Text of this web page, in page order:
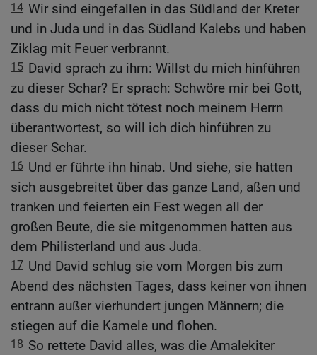
14 Wir sind eingefallen in das Südland der Kreter
und in Juda und in das Südland Kalebs und haben
Ziklag mit Feuer verbrannt.
15 David sprach zu ihm: Willst du mich hinführen
zu dieser Schar? Er sprach: Schwöre mir bei Gott,
dass du mich nicht tötest noch meinem Herrn
überantwortest, so will ich dich hinführen zu
dieser Schar.
16 Und er führte ihn hinab. Und siehe, sie hatten
sich ausgebreitet über das ganze Land, aßen und
tranken und feierten ein Fest wegen all der
großen Beute, die sie mitgenommen hatten aus
dem Philisterland und aus Juda.
17 Und David schlug sie vom Morgen bis zum
Abend des nächsten Tages, dass keiner von ihnen
entrann außer vierhundert jungen Männern; die
stiegen auf die Kamele und flohen.
18 So rettete David alles, was die Amalekiter